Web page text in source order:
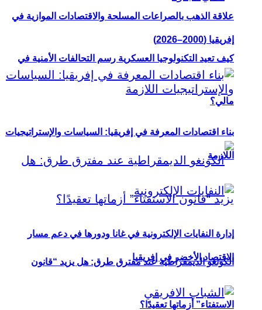
كيف تعيد التكنولوجيا العسكرية رسم التحالفات الأمنية في
مالي؟
الكونغو الديمقراطية عند مفترق طرق: هل يزيد “قانون
الاستفتاء” أزماتها تعقيدًا؟
علاقة الذهب بالصراعات المسلحة والاقتصادات الموازية في
إفريقيا (2000–2026)
بناء اقتصادات المعرفة في إفريقيا: السياسات والإستراتيجيات
اللازمة
إدارة النفايات الإلكترونية في غانا ودورها في دعم مسار
الاقتصاد الأخضر في إفريقيا